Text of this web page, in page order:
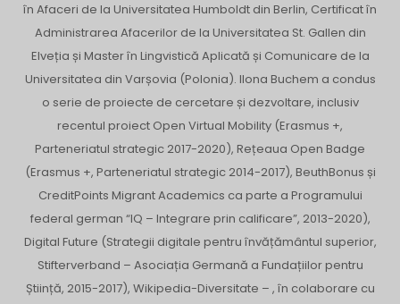
în Afaceri de la Universitatea Humboldt din Berlin, Certificat în
Administrarea Afacerilor de la Universitatea St. Gallen din
Elveția și Master în Lingvistică Aplicată și Comunicare de la
Universitatea din Varșovia (Polonia). Ilona Buchem a condus
o serie de proiecte de cercetare și dezvoltare, inclusiv
recentul proiect Open Virtual Mobility (Erasmus +,
Parteneriatul strategic 2017-2020), Rețeaua Open Badge
(Erasmus +, Parteneriatul strategic 2014-2017), BeuthBonus și
CreditPoints Migrant Academics ca parte a Programului
federal german “IQ – Integrare prin calificare”, 2013-2020),
Digital Future (Strategii digitale pentru învățământul superior,
Stifterverband – Asociația Germană a Fundațiilor pentru
Știință, 2015-2017), Wikipedia-Diversitate – , în colaborare cu